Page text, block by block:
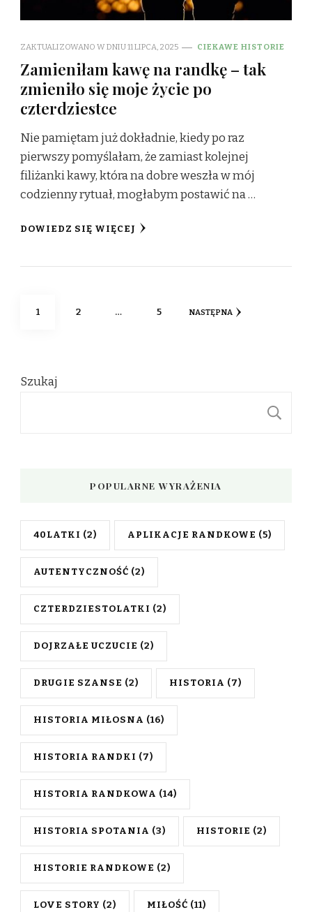
ZAKTUALIZOWANO W DNIU11 LIPCA, 2025 CIEKAWE HISTORIE
Zamieniłam kawę na randkę – tak
zmieniło się moje życie po
czterdziestce
Nie pamiętam już dokładnie, kiedy po raz
pierwszy pomyślałam, że zamiast kolejnej
filiżanki kawy, która na dobre weszła w mój
codzienny rytuał, mogłabym postawić na …
DOWIEDZ SIĘ WIĘCEJ
Stronicowanie
STRONA
1 STRONA
2 … STRONA
5 NASTĘPNA
Szukaj
POPULARNE WYRAŻENIA
40LATKI (2) APLIKACJE RANDKOWE (5)
AUTENTYCZNOŚĆ (2)
CZTERDZIESTOLATKI (2)
DOJRZAŁE UCZUCIE (2)
DRUGIE SZANSE (2) HISTORIA (7)
HISTORIA MIŁOSNA (16)
HISTORIA RANDKI (7)
HISTORIA RANDKOWA (14)
HISTORIA SPOTANIA (3) HISTORIE (2)
HISTORIE RANDKOWE (2)
LOVE STORY (2) MIŁOŚĆ (11)